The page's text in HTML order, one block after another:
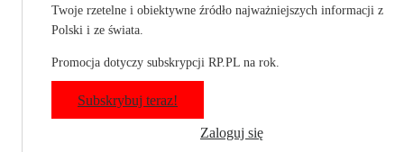
Twoje rzetelne i obiektywne źródło najważniejszych informacji z
Polski i ze świata.
Promocja dotyczy subskrypcji RP.PL na rok.
Subskrybuj teraz!
Zaloguj się